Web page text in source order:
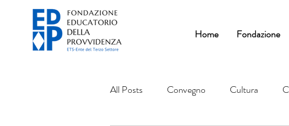
Home Fondazione
All Posts Convegno Cultura